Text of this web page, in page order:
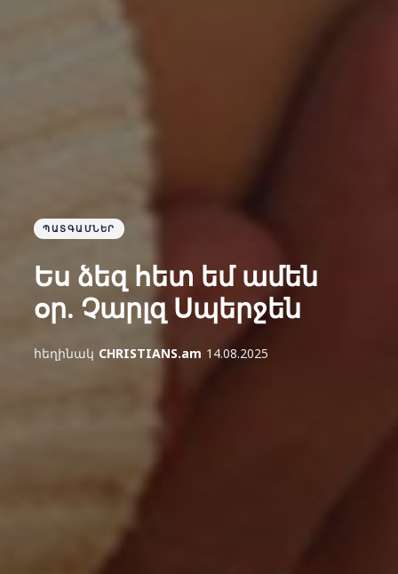
ՊԱՏԳԱՄՆԵՐ
Ես ձեզ հետ եմ ամեն
օր. Չարլզ Սպերջեն
հեղինակ CHRISTIANS.am 14.08.2025